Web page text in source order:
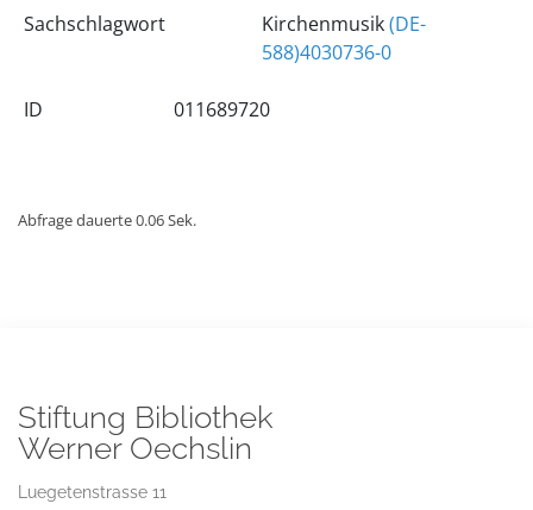
Sachschlagwort
Kirchenmusik(DE-
588)4030736-0
ID 011689720
Abfrage dauerte 0.06 Sek.
Stiftung Bibliothek
Werner Oechslin
Luegetenstrasse 11